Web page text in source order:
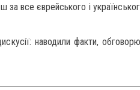
за все єврейського і
наводили факти,